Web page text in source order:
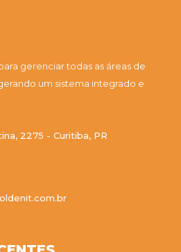
gerenciar todas as áreas de
um sistema integrado e
2275 - Curitiba, PR